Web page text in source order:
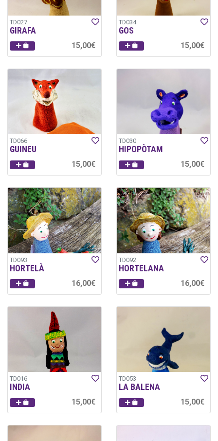
TD027
GIRAFA
15,00€
TD034
GOS
15,00€
TD066
GUINEU
15,00€
TD030
HIPOPÒTAM
15,00€
TD093
HORTELÀ
16,00€
TD092
HORTELANA
16,00€
TD016
INDIA
15,00€
TD053
LA BALENA
15,00€